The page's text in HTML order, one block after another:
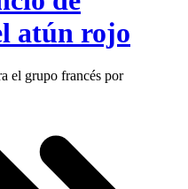
atún rojo
el grupo francés por